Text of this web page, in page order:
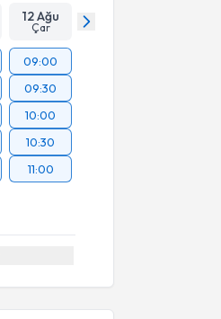
12 Ağu
Çar
09:00
09:30
10:00
10:30
11:00